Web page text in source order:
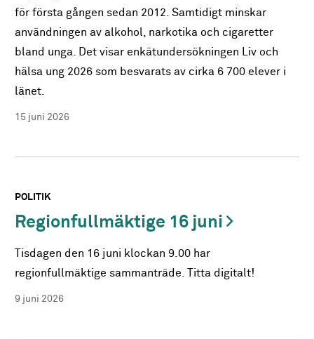
för första gången sedan 2012. Samtidigt minskar
användningen av alkohol, narkotika och cigaretter
bland unga. Det visar enkätundersökningen Liv och
hälsa ung 2026 som besvarats av cirka 6 700 elever i
länet.
15 juni 2026
POLITIK
Regionfullmäktige 16 juni
Tisdagen den 16 juni klockan 9.00 har
regionfullmäktige sammanträde. Titta digitalt!
9 juni 2026